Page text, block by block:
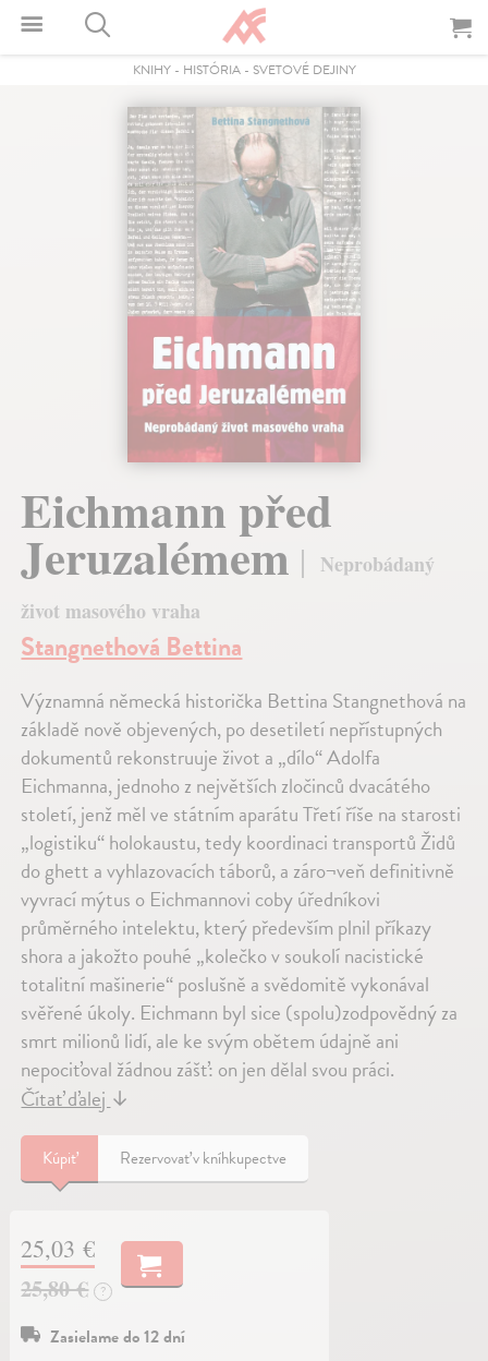
KNIHY- HISTÓRIA- SVETOVÉ DEJINY
Eichmann před
Jeruzalémem
Neprobádaný
život masového vraha
Stangnethová Bettina
Významná německá historička Bettina Stangnethová na
základě nově objevených, po desetiletí nepřístupných
dokumentů rekonstruuje život a „dílo“ Adolfa
Eichmanna, jednoho z největších zločinců dvacátého
století, jenž měl ve státním aparátu Třetí říše na starosti
„logistiku“ holokaustu, tedy koordinaci transportů Židů
do ghett a vyhlazovacích táborů, a záro¬veň definitivně
vyvrací mýtus o Eichmannovi coby úředníkovi
průměrného intelektu, který především plnil příkazy
shora a jakožto pouhé „kolečko v soukolí nacistické
totalitní mašinerie“ poslušně a svědomitě vykonával
svěřené úkoly. Eichmann byl sice (spolu)zodpovědný za
smrt milionů lidí, ale ke svým obětem údajně ani
nepociťoval žádnou zášť: on jen dělal svou práci.
Čítať ďalej↓
Kúpiť Rezervovať v kníhkupectve
25,03 €
25,80 €
?
Zasielame do 12 dní